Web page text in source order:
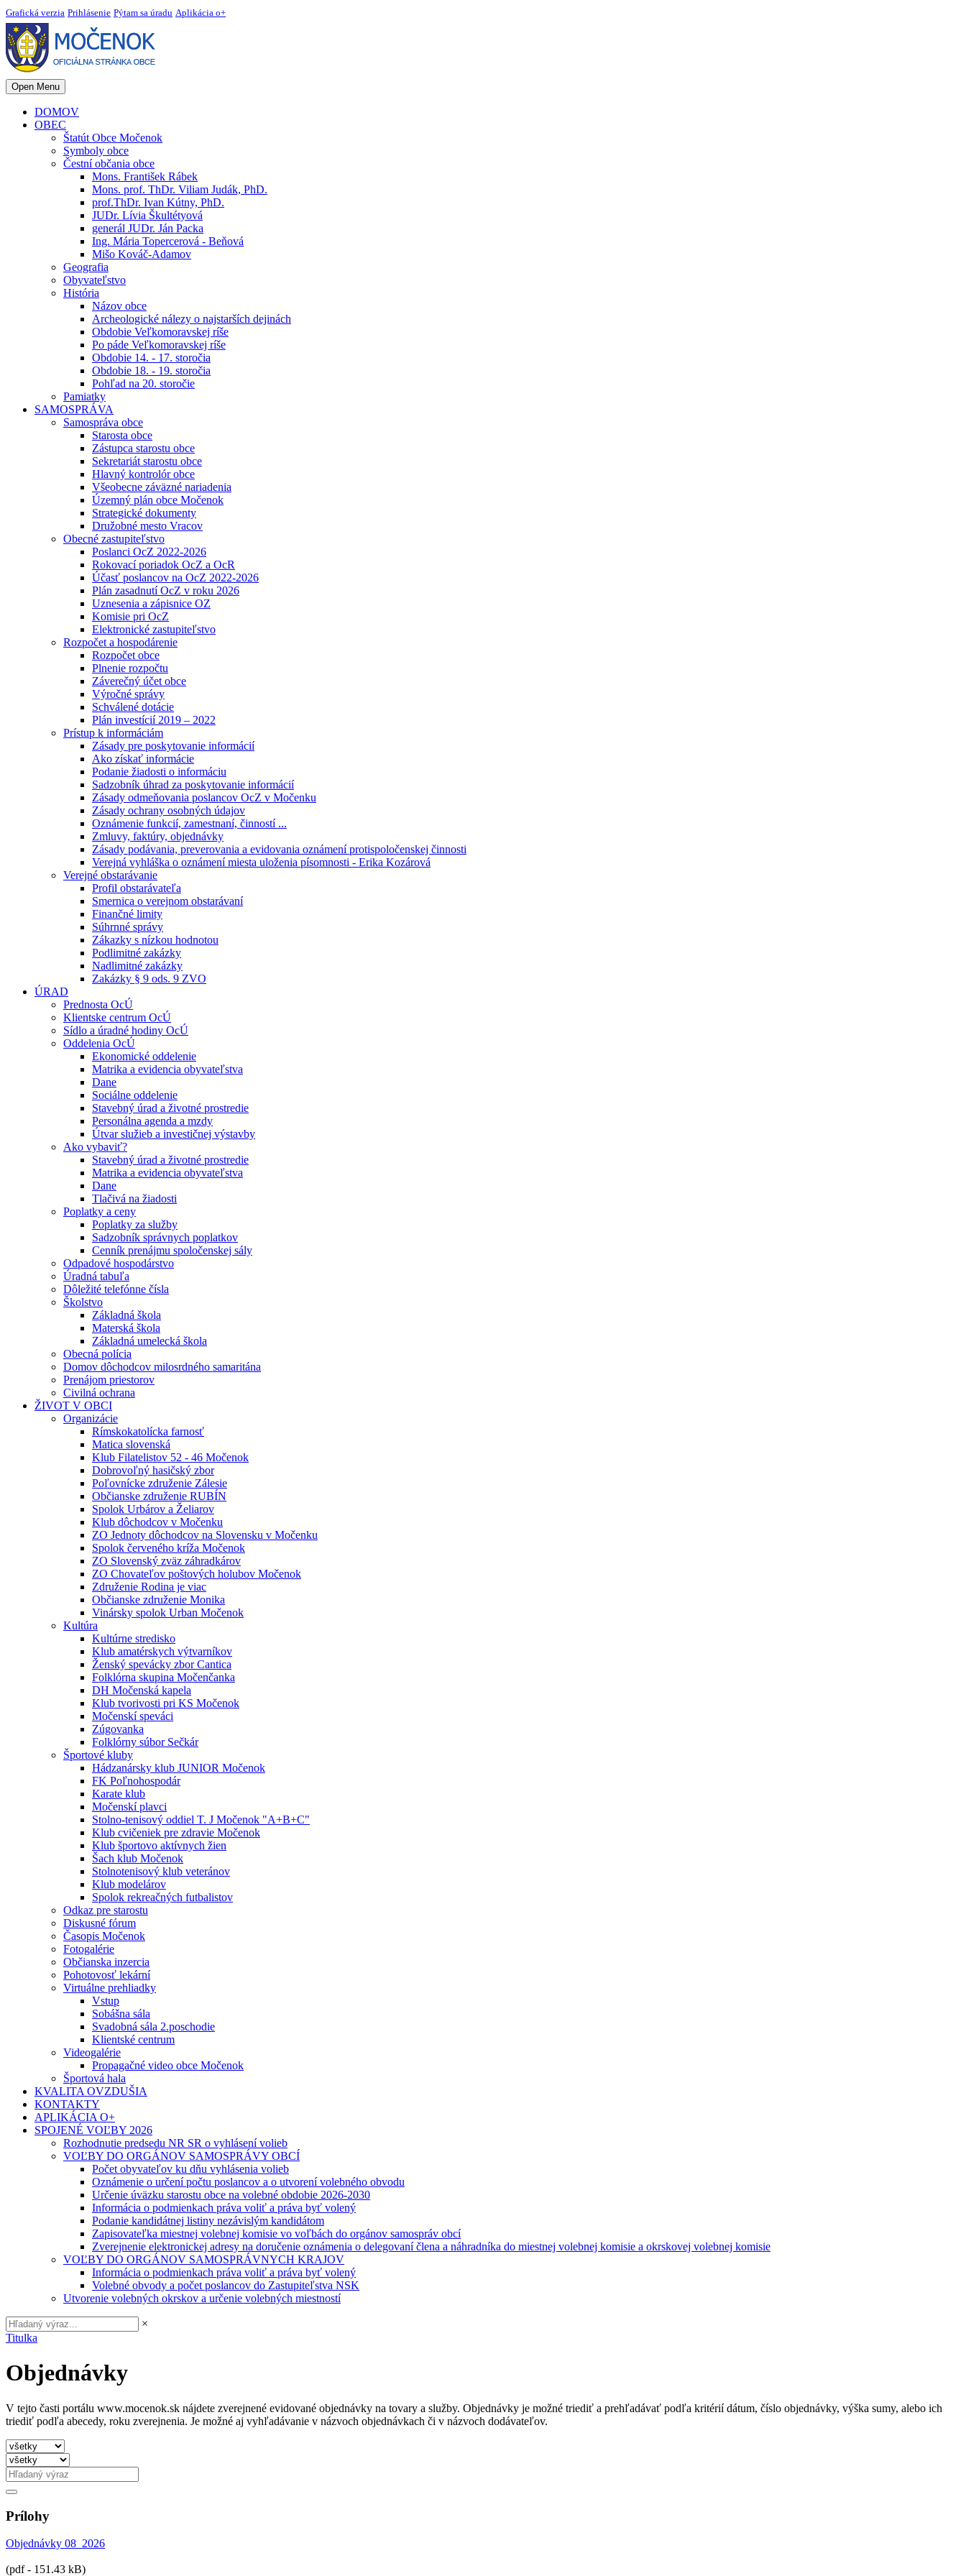
Grafická verzia Prihlásenie Pýtam sa úradu Aplikácia o+
Open Menu
DOMOV
OBEC
Štatút Obce Močenok
Symboly obce
Čestní občania obce
Mons. František Rábek
Mons. prof. ThDr. Viliam Judák, PhD.
prof.ThDr. Ivan Kútny, PhD.
JUDr. Lívia Škultétyová
generál JUDr. Ján Packa
Ing. Mária Topercerová - Beňová
Mišo Kováč-Adamov
Geografia
Obyvateľstvo
História
Názov obce
Archeologické nálezy o najstarších dejinách
Obdobie Veľkomoravskej ríše
Po páde Veľkomoravskej ríše
Obdobie 14. - 17. storočia
Obdobie 18. - 19. storočia
Pohľad na 20. storočie
Pamiatky
SAMOSPRÁVA
Samospráva obce
Starosta obce
Zástupca starostu obce
Sekretariát starostu obce
Hlavný kontrolór obce
Všeobecne záväzné nariadenia
Územný plán obce Močenok
Strategické dokumenty
Družobné mesto Vracov
Obecné zastupiteľstvo
Poslanci OcZ 2022-2026
Rokovací poriadok OcZ a OcR
Účasť poslancov na OcZ 2022-2026
Plán zasadnutí OcZ v roku 2026
Uznesenia a zápisnice OZ
Komisie pri OcZ
Elektronické zastupiteľstvo
Rozpočet a hospodárenie
Rozpočet obce
Plnenie rozpočtu
Záverečný účet obce
Výročné správy
Schválené dotácie
Plán investícií 2019 – 2022
Prístup k informáciám
Zásady pre poskytovanie informácií
Ako získať informácie
Podanie žiadosti o informáciu
Sadzobník úhrad za poskytovanie informácií
Zásady odmeňovania poslancov OcZ v Močenku
Zásady ochrany osobných údajov
Oznámenie funkcií, zamestnaní, činností ...
Zmluvy, faktúry, objednávky
Zásady podávania, preverovania a evidovania oznámení protispoločenskej činnosti
Verejná vyhláška o oznámení miesta uloženia písomnosti - Erika Kozárová
Verejné obstarávanie
Profil obstarávateľa
Smernica o verejnom obstarávaní
Finančné limity
Súhrnné správy
Zákazky s nízkou hodnotou
Podlimitné zakázky
Nadlimitné zakázky
Zakázky § 9 ods. 9 ZVO
ÚRAD
Prednosta OcÚ
Klientske centrum OcÚ
Sídlo a úradné hodiny OcÚ
Oddelenia OcÚ
Ekonomické oddelenie
Matrika a evidencia obyvateľstva
Dane
Sociálne oddelenie
Stavebný úrad a životné prostredie
Personálna agenda a mzdy
Útvar služieb a investičnej výstavby
Ako vybaviť?
Stavebný úrad a životné prostredie
Matrika a evidencia obyvateľstva
Dane
Tlačivá na žiadosti
Poplatky a ceny
Poplatky za služby
Sadzobník správnych poplatkov
Cenník prenájmu spoločenskej sály
Odpadové hospodárstvo
Úradná tabuľa
Dôležité telefónne čísla
Školstvo
Základná škola
Materská škola
Základná umelecká škola
Obecná polícia
Domov dôchodcov milosrdného samaritána
Prenájom priestorov
Civilná ochrana
ŽIVOT V OBCI
Organizácie
Rímskokatolícka farnosť
Matica slovenská
Klub Filatelistov 52 - 46 Močenok
Dobrovoľný hasičský zbor
Poľovnícke združenie Zálesie
Občianske združenie RUBÍN
Spolok Urbárov a Želiarov
Klub dôchodcov v Močenku
ZO Jednoty dôchodcov na Slovensku v Močenku
Spolok červeného kríža Močenok
ZO Slovenský zväz záhradkárov
ZO Chovateľov poštových holubov Močenok
Združenie Rodina je viac
Občianske združenie Monika
Vinársky spolok Urban Močenok
Kultúra
Kultúrne stredisko
Klub amatérskych výtvarníkov
Ženský spevácky zbor Cantica
Folklórna skupina Močenčanka
DH Močenská kapela
Klub tvorivosti pri KS Močenok
Močenskí speváci
Zúgovanka
Folklórny súbor Sečkár
Športové kluby
Hádzanársky klub JUNIOR Močenok
FK Poľnohospodár
Karate klub
Močenskí plavci
Stolno-tenisový oddiel T. J Močenok "A+B+C"
Klub cvičeniek pre zdravie Močenok
Klub športovo aktívnych žien
Šach klub Močenok
Stolnotenisový klub veteránov
Klub modelárov
Spolok rekreačných futbalistov
Odkaz pre starostu
Diskusné fórum
Časopis Močenok
Fotogalérie
Občianska inzercia
Pohotovosť lekární
Virtuálne prehliadky
Vstup
Sobášna sála
Svadobná sála 2.poschodie
Klientské centrum
Videogalérie
Propagačné video obce Močenok
Športová hala
KVALITA OVZDUŠIA
KONTAKTY
APLIKÁCIA O+
SPOJENÉ VOĽBY 2026
Rozhodnutie predsedu NR SR o vyhlásení volieb
VOĽBY DO ORGÁNOV SAMOSPRÁVY OBCÍ
Počet obyvateľov ku dňu vyhlásenia volieb
Oznámenie o určení počtu poslancov a o utvorení volebného obvodu
Určenie úväzku starostu obce na volebné obdobie 2026-2030
Informácia o podmienkach práva voliť a práva byť volený
Podanie kandidátnej listiny nezávislým kandidátom
Zapisovateľka miestnej volebnej komisie vo voľbách do orgánov samospráv obcí
Zverejnenie elektronickej adresy na doručenie oznámenia o delegovaní člena a náhradníka do miestnej volebnej komisie a okrskovej volebnej komisie
VOĽBY DO ORGÁNOV SAMOSPRÁVNYCH KRAJOV
Informácia o podmienkach práva voliť a práva byť volený
Volebné obvody a počet poslancov do Zastupiteľstva NSK
Utvorenie volebných okrskov a určenie volebných miestností
×
Titulka
Objednávky
V tejto časti portálu www.mocenok.sk nájdete zverejnené evidované objednávky na tovary a služby. Objednávky je možné triediť a prehľadávať podľa kritérií dátum, číslo objednávky, výška sumy, alebo ich
triediť podľa abecedy, roku zverejnenia. Je možné aj vyhľadávanie v názvoch objednávkach či v názvoch dodávateľov.
Prílohy
Objednávky 08_2026
(pdf - 151.43 kB)